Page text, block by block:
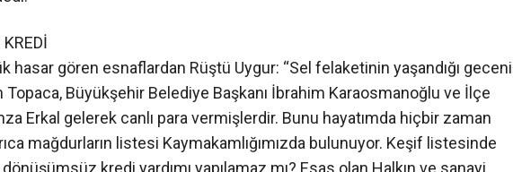
Topaca, Büyükşehir Belediye Başkanı İbrahim Karaosmanoğlu ve İlçe
Erkal gelerek canlı para vermişlerdir. Bunu hayatımda hiçbir zaman
mağdurların listesi Kaymakamlığımızda bulunuyor. Keşif listesinde
kredi yardımı yapılamaz mı? Esas olan Halkın ve sanayi
ödemesiz yardım talebidir. Türkiye Cumhuriyeti afet gören Ülkelere
bu duyarlılıkla İlçemizde sel mağduru olan vatandaşlara da yardım
şeklinde konuştu. Bakan Ergün: “Devlet tarafından gerekli